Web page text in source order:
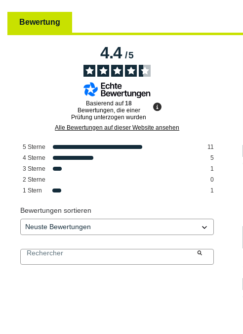
Bewertung
4.4/5
Basierend auf18
Bewertungen, die einer
Prüfung unterzogen wurden
Alle Bewertungen auf dieser Website ansehen
5 Sterne
11
4 Sterne
5
3 Sterne
1
2 Sterne
0
1 Stern 1
Bewertungen sortieren